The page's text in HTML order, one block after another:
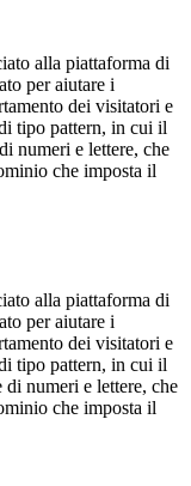
alla piattaforma di
per aiutare i
dei visitatori e
tipo pattern, in cui il
numeri e lettere, che
che imposta il
alla piattaforma di
per aiutare i
dei visitatori e
tipo pattern, in cui il
di numeri e lettere, che
che imposta il